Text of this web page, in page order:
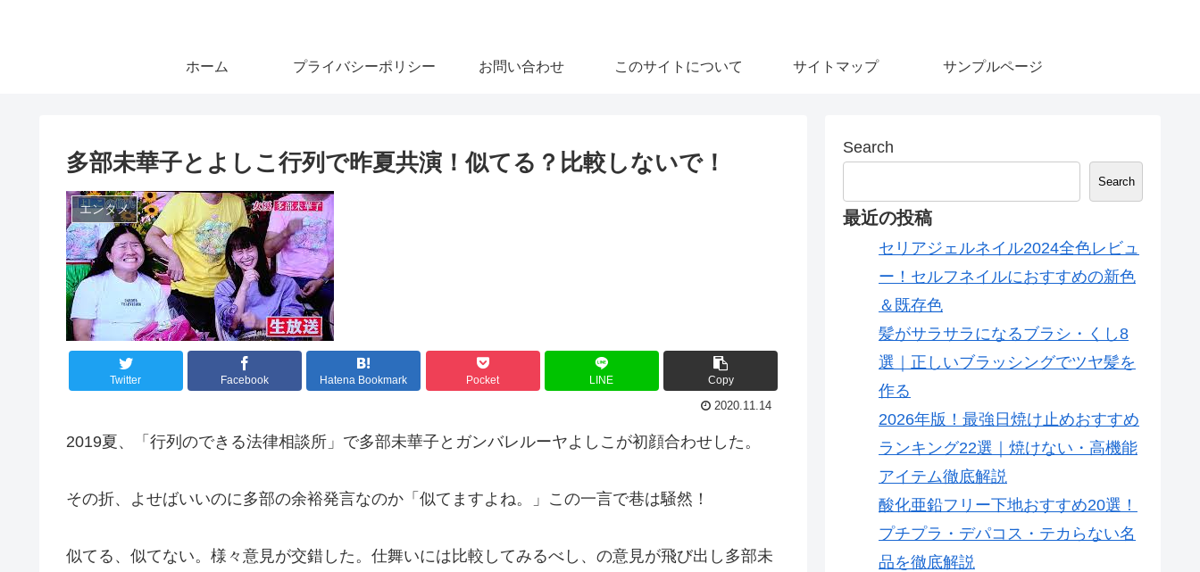
ホーム プライバシーポリシー お問い合わせ このサイトについて サイトマップ サンプルページ
多部未華子とよしこ行列で昨夏共演！似てる？比較しないで！
エンタメ
Twitter Facebook Hatena Bookmark Pocket LINE Copy
2020.11.14
2019夏、「行列のできる法律相談所」で多部未華子とガンバレルーヤよしこが初顔合わせした。
その折、よせばいいのに多部の余裕発言なのか「似てますよね。」この一言で巷は騒然！
似てる、似てない。様々意見が交錯した。仕舞いには比較してみるべし、の意見が飛び出し多部未
Search
Search
最近の投稿
セリアジェルネイル2024全色レビュ
ー！セルフネイルにおすすめの新色
＆既存色
髪がサラサラになるブラシ・くし8
選｜正しいブラッシングでツヤ髪を
作る
2026年版！最強日焼け止めおすすめ
ランキング22選｜焼けない・高機能
アイテム徹底解説
酸化亜鉛フリー下地おすすめ20選！
プチプラ・デパコス・テカらない名
品を徹底解説